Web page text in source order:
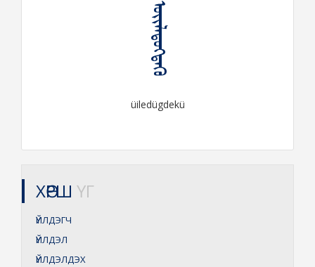
ᠦᠢᠯᠡᠳᠦᠭᠳᠡᠬᠦ
üiledügdekü
ХӨРШ ҮГ
ҮЙЛДЭГЧ
ҮЙЛДЭЛ
ҮЙЛДЭЛДЭХ